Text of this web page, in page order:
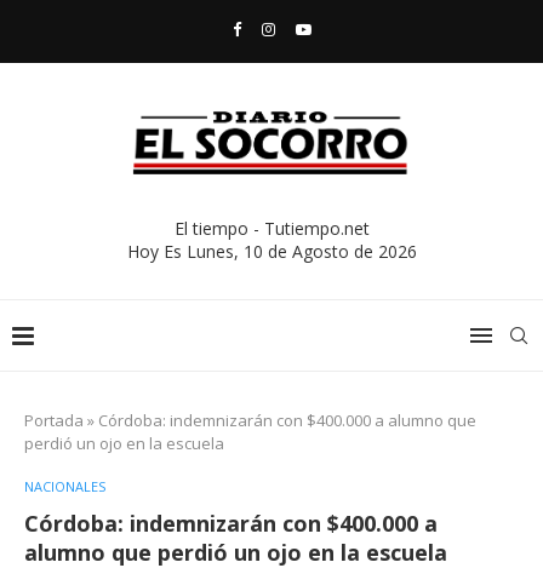
El tiempo - Tutiempo.net
Hoy Es Lunes, 10 de Agosto de 2026
Portada » Córdoba: indemnizarán con $400.000 a alumno que
perdió un ojo en la escuela
NACIONALES
Córdoba: indemnizarán con $400.000 a
alumno que perdió un ojo en la escuela